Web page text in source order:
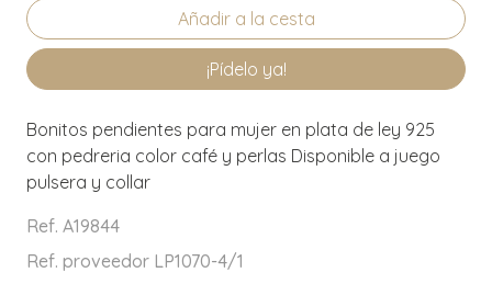
¡Pídelo ya!
Bonitos pendientes para mujer en plata de ley 925
con pedreria color café y perlas Disponible a juego
pulsera y collar
Ref. A19844
Ref. proveedor LP1070-4/1